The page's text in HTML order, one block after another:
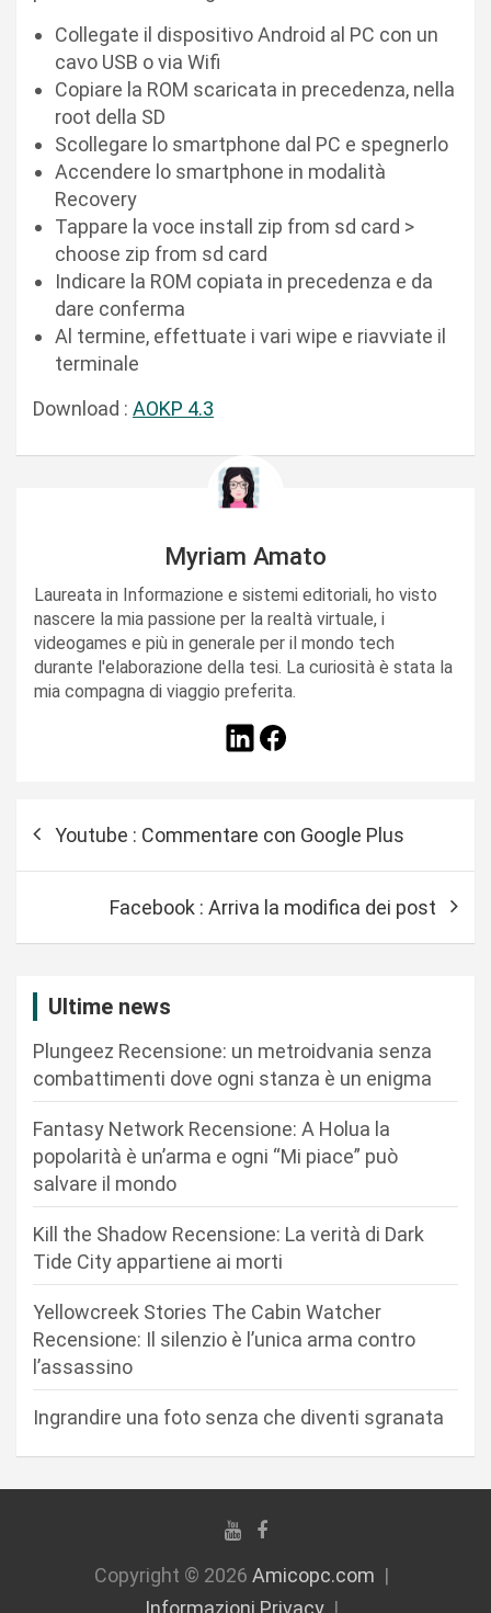
Collegate il dispositivo Android al PC con un
cavo USB o via Wifi
Copiare la ROM scaricata in precedenza, nella
root della SD
Scollegare lo smartphone dal PC e spegnerlo
Accendere lo smartphone in modalità
Recovery
Tappare la voce install zip from sd card >
choose zip from sd card
Indicare la ROM copiata in precedenza e da
dare conferma
Al termine, effettuate i vari wipe e riavviate il
terminale
Download : AOKP 4.3
Myriam Amato
Laureata in Informazione e sistemi editoriali, ho visto
nascere la mia passione per la realtà virtuale, i
videogames e più in generale per il mondo tech
durante l'elaborazione della tesi. La curiosità è stata la
mia compagna di viaggio preferita.
Youtube : Commentare con Google Plus
Facebook : Arriva la modifica dei post
Ultime news
Plungeez Recensione: un metroidvania senza
combattimenti dove ogni stanza è un enigma
Fantasy Network Recensione: A Holua la
popolarità è un’arma e ogni “Mi piace” può
salvare il mondo
Kill the Shadow Recensione: La verità di Dark
Tide City appartiene ai morti
Yellowcreek Stories The Cabin Watcher
Recensione: Il silenzio è l’unica arma contro
l’assassino
Ingrandire una foto senza che diventi sgranata
Copyright © 2026 Amicopc.com
Informazioni Privacy